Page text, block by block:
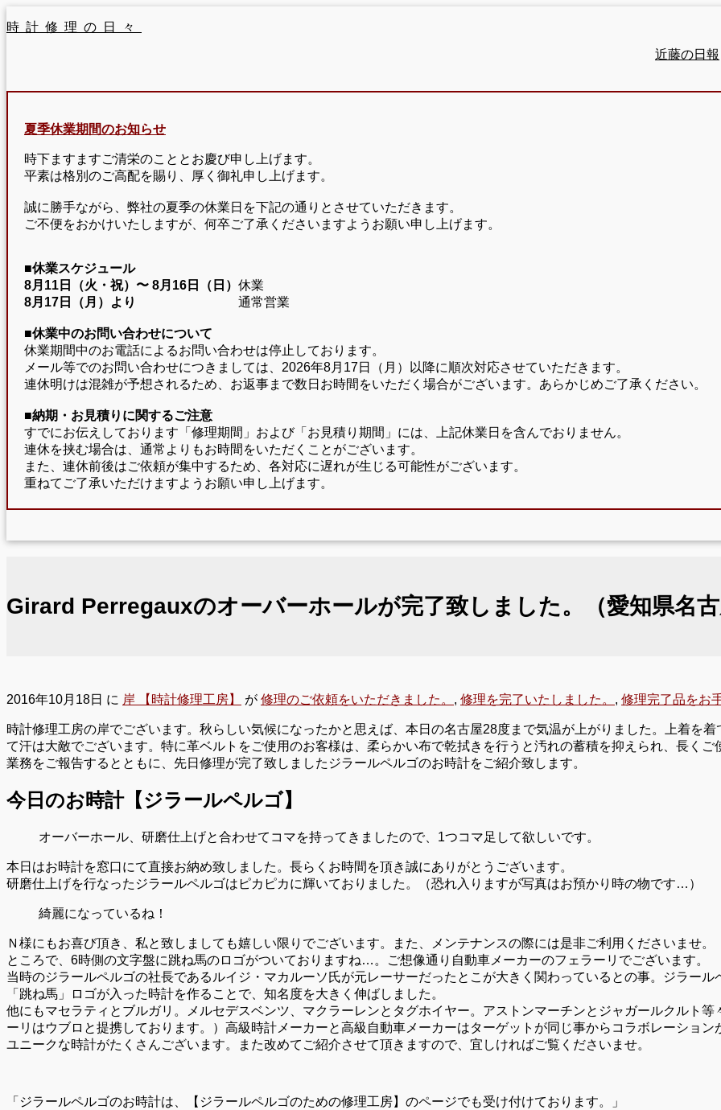
時計修理の日々
近藤の日報
夏季休業期間のお知らせ
時下ますますご清栄のこととお慶び申し上げます。
平素は格別のご高配を賜り、厚く御礼申し上げます。
誠に勝手ながら、弊社の夏季の休業日を下記の通りとさせていただきます。
ご不便をおかけいたしますが、何卒ご了承くださいますようお願い申し上げます。
■休業スケジュール
8月11日（火・祝）〜 8月16日（日） 休業
8月17日（月）より
通常営業
■休業中のお問い合わせについて
休業期間中のお電話によるお問い合わせは停止しております。
メール等でのお問い合わせにつきましては、2026年8月17日（月）以降に順次対応させていただきます。
連休明けは混雑が予想されるため、お返事まで数日お時間をいただく場合がございます。あらかじめご了承ください。
■納期・お見積りに関するご注意
すでにお伝えしております「修理期間」および「お見積り期間」には、上記休業日を含んでおりません。
連休を挟む場合は、通常よりもお時間をいただくことがございます。
また、連休前後はご依頼が集中するため、各対応に遅れが生じる可能性がございます。
重ねてご了承いただけますようお願い申し上げます。
Girard Perregauxのオーバーホールが完了致しました。（愛知県名古
2016年10月18日 に 岸 【時計修理工房】 が 修理のご依頼をいただきました。 , 修理を完了いたしました。 , 修理完了品をお
時計修理工房の岸でございます。秋らしい気候になったかと思えば、本日の名古屋28度まで気温が上がりました。上着を
て汗は大敵でございます。特に革ベルトをご使用のお客様は、柔らかい布で乾拭きを行うと汚れの蓄積を抑えられ、長くご
業務をご報告するとともに、先日修理が完了致しましたジラールペルゴのお時計をご紹介致します。
今日のお時計【ジラールペルゴ】
オーバーホール、研磨仕上げと合わせてコマを持ってきましたので、1つコマ足して欲しいです。
本日はお時計を窓口にて直接お納め致しました。長らくお時間を頂き誠にありがとうございます。
研磨仕上げを行なったジラールペルゴはピカピカに輝いておりました。（恐れ入りますが写真はお預かり時の物です…）
綺麗になっているね！
Ｎ様にもお喜び頂き、私と致しましても嬉しい限りでございます。また、メンテナンスの際には是非ご利用くださいませ。
ところで、6時側の文字盤に跳ね馬のロゴがついておりますね…。ご想像通り自動車メーカーのフェラーリでございます。
当時のジラールペルゴの社長であるルイジ・マカルーソ氏が元レーサーだったとこが大きく関わっているとの事。ジラー
「跳ね馬」ロゴが入った時計を作ることで、知名度を大きく伸ばしました。
他にもマセラティとブルガリ。メルセデスベンツ、マクラーレンとタグホイヤー。アストンマーチンとジャガールクルト
ーリはウブロと提携しております。）高級時計メーカーと高級自動車メーカーはターゲットが同じ事からコラボレーショ
ユニークな時計がたくさんございます。また改めてご紹介させて頂きますので、宜しければご覧くださいませ。
「ジラールペルゴのお時計は、【ジラールペルゴのための修理工房】のページでも受け付けております。」